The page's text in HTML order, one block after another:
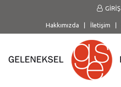
GİRİŞ
Hakkımızda İletişim